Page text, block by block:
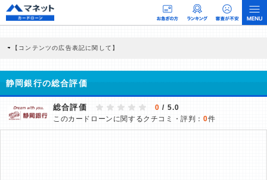
【コンテンツの広告表記に関して】
商品を根拠なくPRするものではなく、当編集部の調査／ユーザーへの口コミ収集な
どに基づき、公平性を担保した情報提供を行っています。
>提携企業一覧
静岡銀行の総合評価
総合評価 0 / 5.0
このカードローンに関するクチコミ・評判： 0件